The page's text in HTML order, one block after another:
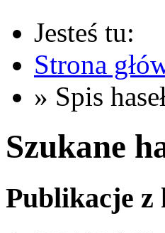
Jesteś tu:
Strona
» Spis
Szukane
Publikacje z